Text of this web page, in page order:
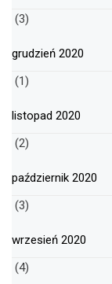
(3)
grudzień 2020
(1)
listopad 2020
(2)
październik 2020
(3)
wrzesień 2020
(4)